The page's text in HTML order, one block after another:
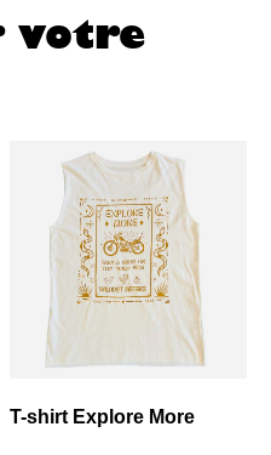
votre
T-shirt Explore More